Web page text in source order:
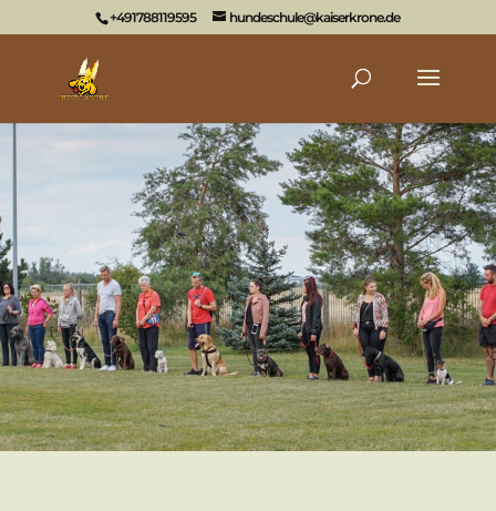
+491788119595 hundeschule@kaiserkrone.de